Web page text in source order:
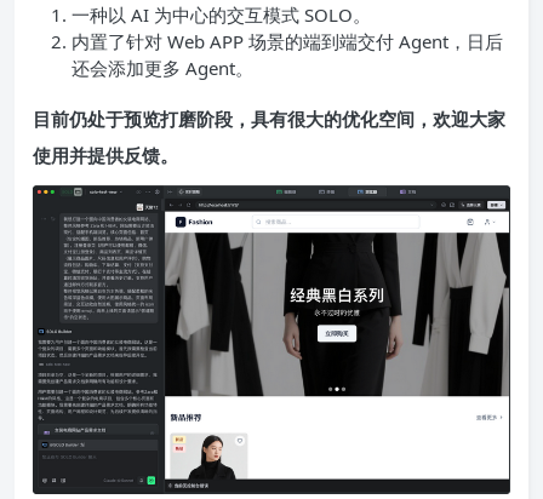
一种以 AI 为中心的交互模式 SOLO。
内置了针对 Web APP 场景的端到端交付 Agent，日后
还会添加更多 Agent。
目前仍处于预览打磨阶段，具有很大的优化空间，欢迎大家
使用并提供反馈。